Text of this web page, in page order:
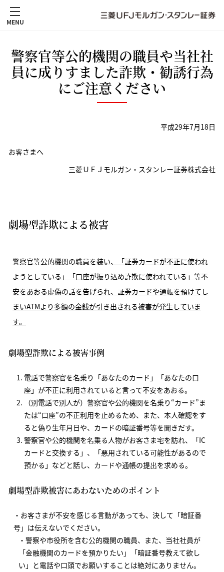
MENU
警察官等公的機関の職員や当社社
員に成りすました詐欺・勧誘行為
にご注意ください
平成29年7月18日
お客さまへ
三菱ＵＦＪモルガン・スタンレー証券株式会社
劇場型詐欺による被害
警察官等公的機関の職員を装い、「証券カードが不正に使われ
ようとしている」「口座が振り込め詐欺に使われている」等不
安をあおる虚偽の話を告げられ、証券カードや通帳を預けてし
まいATMより多額の金銭が引き出される被害が発生していま
す。
劇場型詐欺による被害事例
電話で警察官を名乗り「あなたのカード」「あなたの口
座」が不正に利用されていると言って不安をあおる。
（別電話で別人が）警察官や公的機関を名乗り“カード”ま
たは“口座”の不正利用を止めるため、また、本人確認をす
ると偽り生年月日や、カードの暗証番号等を聞きだす。
警察官や公的機関を名乗る人物がお客さま宅を訪れ、「IC
カードと交換する」、「悪用されている可能性があるので
預かる」などと話し、カードや通帳の提出を求める。
劇場型詐欺被害にあわないためのポイント
お客さまが不安を感じる言動があっても、決して「暗証番
号」は伝えないでください。
警察や市役所を含む公的機関の職員、また、当社社員が
「金融機関のカードを預かりたい」「暗証番号教えて欲し
い」と電話や口頭でお願いすることは絶対にありません。